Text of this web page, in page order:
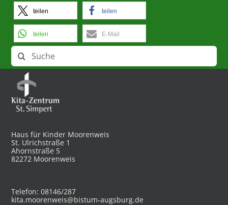
teilen teilen
teilen E-Mail
Suche
nach:
Haus für Kinder Moorenweis
St. Ulrichstraße 1
Ahornstraße 5
82272 Moorenweis
Telefon: 08146/287
kita.moorenweis@bistum-augsburg.de